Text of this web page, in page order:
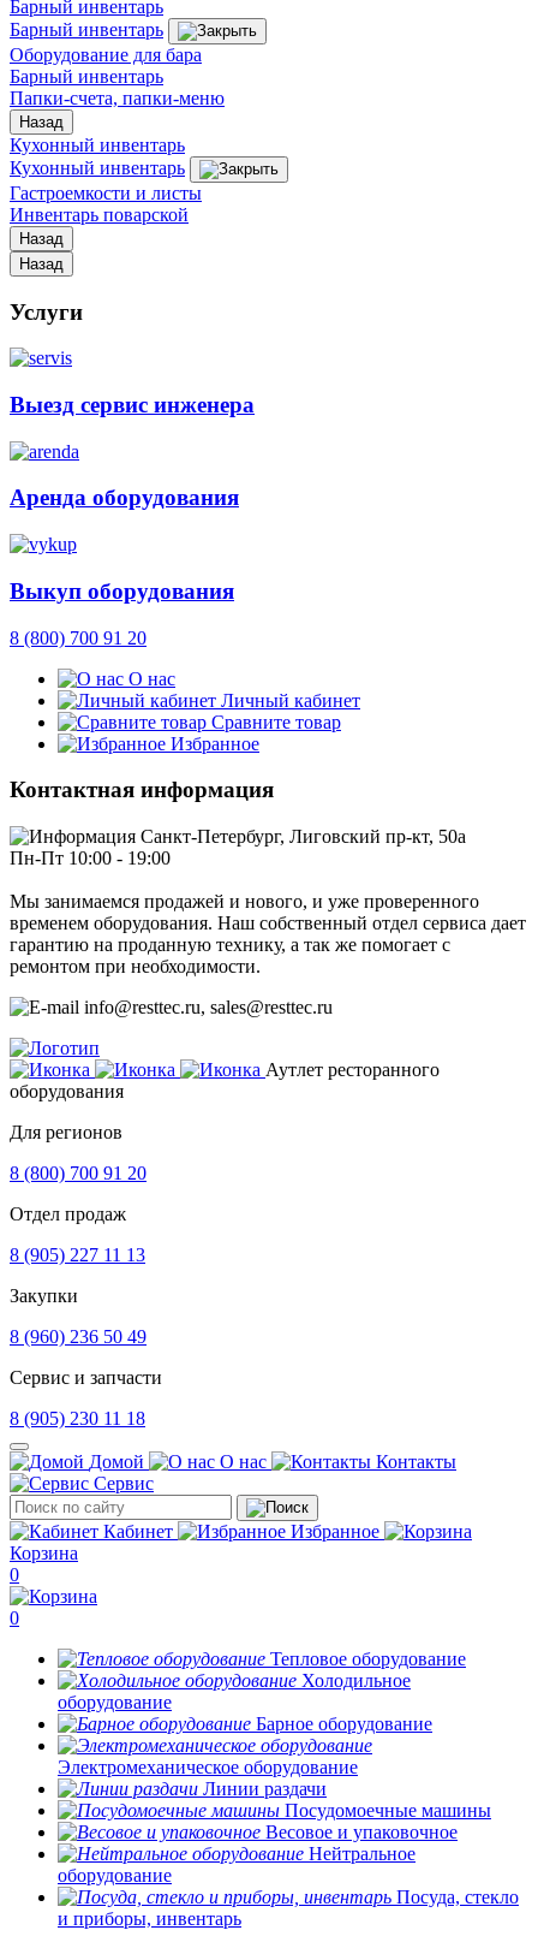
Барный инвентарь
Барный инвентарь
Оборудование для бара
Барный инвентарь
Папки-счета, папки-меню
Назад
Кухонный инвентарь
Кухонный инвентарь
Гастроемкости и листы
Инвентарь поварской
Назад
Назад
Услуги
Выезд сервис инженера
Аренда оборудования
Выкуп оборудования
8 (800) 700 91 20
О нас
Личный кабинет
Сравните товар
Избранное
Контактная информация
Санкт-Петербург, Лиговский пр-кт, 50а
Пн-Пт 10:00 - 19:00
Мы занимаемся продажей и нового, и уже проверенного
временем оборудования. Наш собственный отдел сервиса дает
гарантию на проданную технику, а так же помогает с
ремонтом при необходимости.
info@resttec.ru, sales@resttec.ru
Аутлет ресторанного
оборудования
Для регионов
8 (800) 700 91 20
Отдел продаж
8 (905) 227 11 13
Закупки
8 (960) 236 50 49
Сервис и запчасти
8 (905) 230 11 18
Домой О нас
Контакты
Сервис
Кабинет
Избранное
Корзина
0
0
Тепловое оборудование
Холодильное
оборудование
Барное оборудование
Электромеханическое оборудование
Линии раздачи
Посудомоечные машины
Весовое и упаковочное
Нейтральное
оборудование
Посуда, стекло
и приборы, инвентарь